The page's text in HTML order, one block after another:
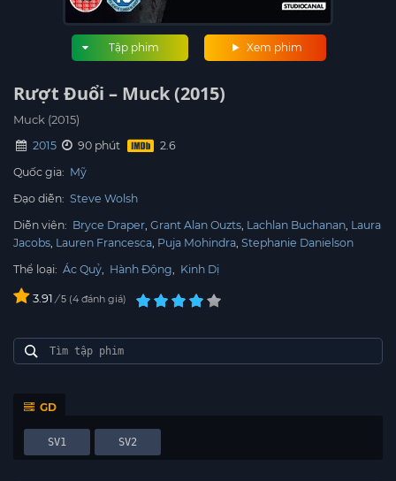
Xem phim
Tập phim
Rượt Đuổi – Muck (2015)
Muck (2015)
2015
90 phút
Quốc gia: Mỹ
Đạo diễn: Steve Wolsh
Diễn viên: Bryce Draper Grant Alan Ouzts Lachlan Buchanan Laura
Jacobs Lauren Francesca Puja Mohindra Stephanie Danielson
Thể loại: Ác Quỷ, Hành Động, Kinh Dị
3.91 / 5 4 đánh giá
GD
SV1 SV2